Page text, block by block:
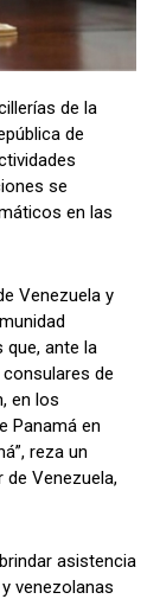
de la
de
se
en las
Venezuela y
que, ante la
de
en los
Panamá en
reza un
Venezuela,
asistencia
venezolanas